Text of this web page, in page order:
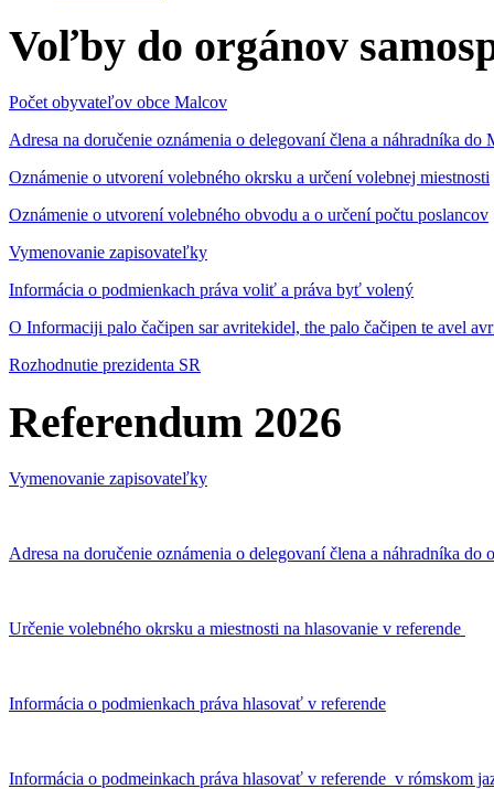
Voľby do orgánov
Počet obyvateľov obce Malcov
Adresa na doručenie oznámenia o delegovaní člena a náhradníka
Oznámenie o utvorení volebného okrsku a určení volebnej miestnosti
Oznámenie o utvorení volebného obvodu a o určení počtu poslancov
Vymenovanie zapisovateľky
Informácia o podmienkach práva voliť a práva byť volený
O Informaciji palo čačipen sar avritekidel, the palo čačipen te avel
Rozhodnutie prezidenta SR
Referendum 2026
Vymenovanie zapisovateľky
Adresa na doručenie oznámenia o delegovaní člena a náhradníka
Určenie volebného okrsku a miestnosti na hlasovanie v referende
Informácia o podmienkach práva hlasovať v referende
Informácia o podmeinkach práva hlasovať v referende v rómskom